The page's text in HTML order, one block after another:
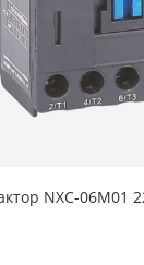
NXC-06M01